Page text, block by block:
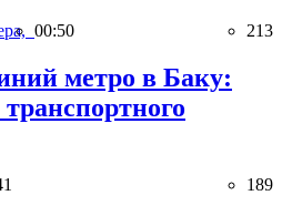
00:50 213
метро в Баку:
189